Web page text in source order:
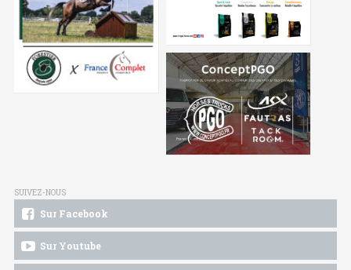
SUIVEZ-NOUS
Sur Facebook
Sur Youtube